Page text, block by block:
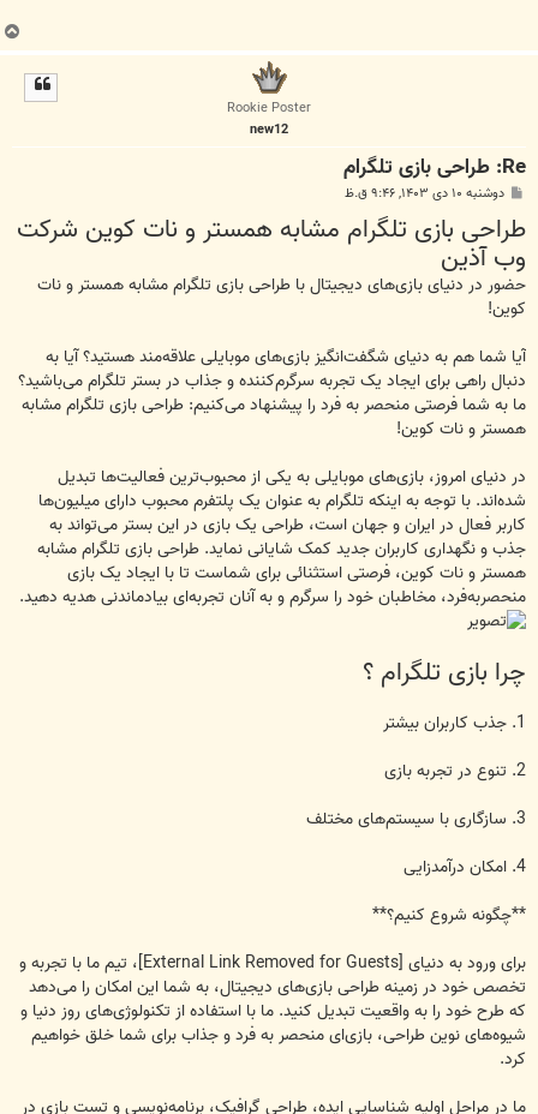
Rookie Poster
new12
Re: طراحی بازی تلگرام
ت
دوشنبه ۱۰ دی ۱۴۰۳, ۹:۴۶ ق.ظ
طراحی بازی تلگرام مشابه همستر و نات کوین شرکت
وب آذین
حضور در دنیای بازی‌های دیجیتال با طراحی بازی تلگرام مشابه همستر و نات
کوین!
آیا شما هم به دنیای شگفت‌انگیز بازی‌های موبایلی علاقه‌مند هستید؟ آیا به
دنبال راهی برای ایجاد یک تجربه سرگرم‌کننده و جذاب در بستر تلگرام می‌باشید؟
ما به شما فرصتی منحصر به فرد را پیشنهاد می‌کنیم: طراحی بازی تلگرام مشابه
همستر و نات کوین!
در دنیای امروز، بازی‌های موبایلی به یکی از محبوب‌ترین فعالیت‌ها تبدیل
شده‌اند. با توجه به اینکه تلگرام به عنوان یک پلتفرم محبوب دارای میلیون‌ها
کاربر فعال در ایران و جهان است، طراحی یک بازی در این بستر می‌تواند به
جذب و نگهداری کاربران جدید کمک شایانی نماید. طراحی بازی تلگرام مشابه
همستر و نات کوین، فرصتی استثنائی برای شماست تا با ایجاد یک بازی
منحصربه‌فرد، مخاطبان خود را سرگرم و به آنان تجربه‌ای بیادماندنی هدیه دهید.
چرا بازی تلگرام ؟
1. جذب کاربران بیشتر
2. تنوع در تجربه بازی
3. سازگاری با سیستم‌های مختلف
4. امکان درآمدزایی
**چگونه شروع کنیم؟**
برای ورود به دنیای [External Link Removed for Guests]
، تیم ما با تجربه و
تخصص خود در زمینه طراحی بازی‌های دیجیتال، به شما این امکان را می‌دهد
که طرح خود را به واقعیت تبدیل کنید. ما با استفاده از تکنولوژی‌های روز دنیا و
شیوه‌های نوین طراحی، بازی‌ای منحصر به فرد و جذاب برای شما خلق خواهیم
کرد.
ما در مراحل اولیه شناسایی ایده، طراحی گرافیک، برنامه‌نویسی و تست بازی در